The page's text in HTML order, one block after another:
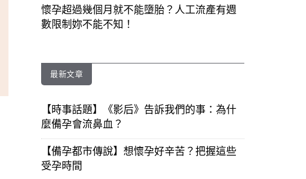
懷孕超過幾個月就不能墮胎？人工流產有週
數限制妳不能不知！
最新文章
【時事話題】《影后》告訴我們的事：為什
麼備孕會流鼻血？
【備孕都市傳說】想懷孕好辛苦？把握這些
受孕時間